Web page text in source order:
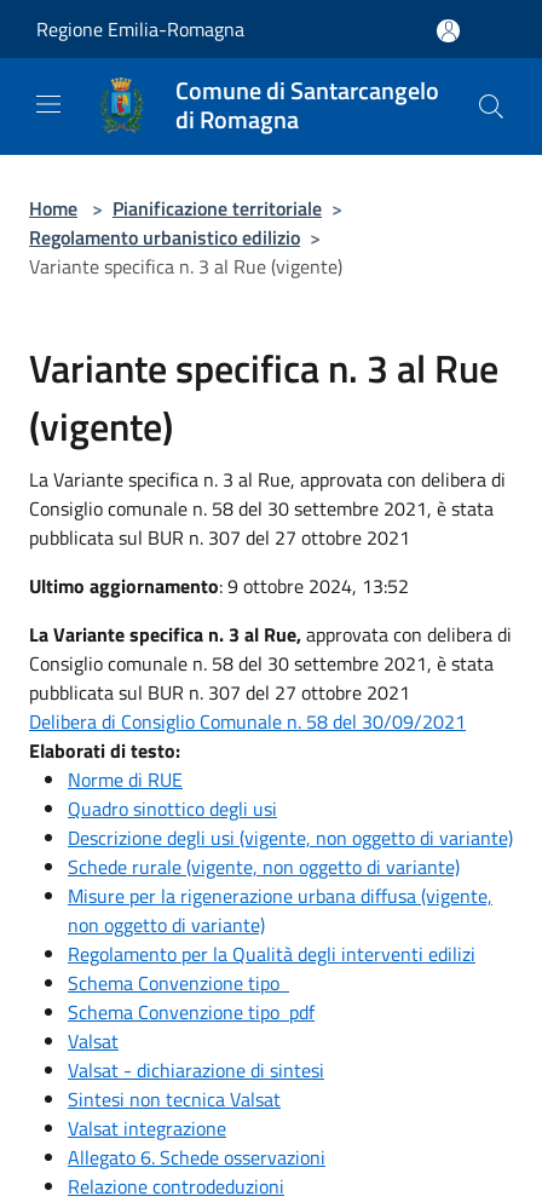
Regione Emilia-Romagna
Comune di Santarcangelo
di Romagna
Home > Pianificazione territoriale >
Regolamento urbanistico edilizio >
Variante specifica n. 3 al Rue (vigente)
Variante specifica n. 3 al Rue
(vigente)
La Variante specifica n. 3 al Rue, approvata con delibera di
Consiglio comunale n. 58 del 30 settembre 2021, è stata
pubblicata sul BUR n. 307 del 27 ottobre 2021
Ultimo aggiornamento: 9 ottobre 2024, 13:52
La Variante specifica n. 3 al Rue,approvata con delibera di
Consiglio comunale n. 58 del 30 settembre 2021, è stata
pubblicata sul BUR n. 307 del 27 ottobre 2021
Delibera di Consiglio Comunale n. 58 del 30/09/2021
Elaborati di testo:
Norme di RUE
Quadro sinottico degli usi
Descrizione degli usi (vigente, non oggetto di variante)
Schede rurale (vigente, non oggetto di variante)
Misure per la rigenerazione urbana diffusa (vigente,
non oggetto di variante)
Regolamento per la Qualità degli interventi edilizi
Schema Convenzione tipo
Schema Convenzione tipo pdf
Valsat
Valsat - dichiarazione di sintesi
Sintesi non tecnica Valsat
Valsat integrazione
Allegato 6. Schede osservazioni
Relazione controdeduzioni